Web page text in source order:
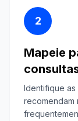
2
Mapeie
Identifique as
recomendam